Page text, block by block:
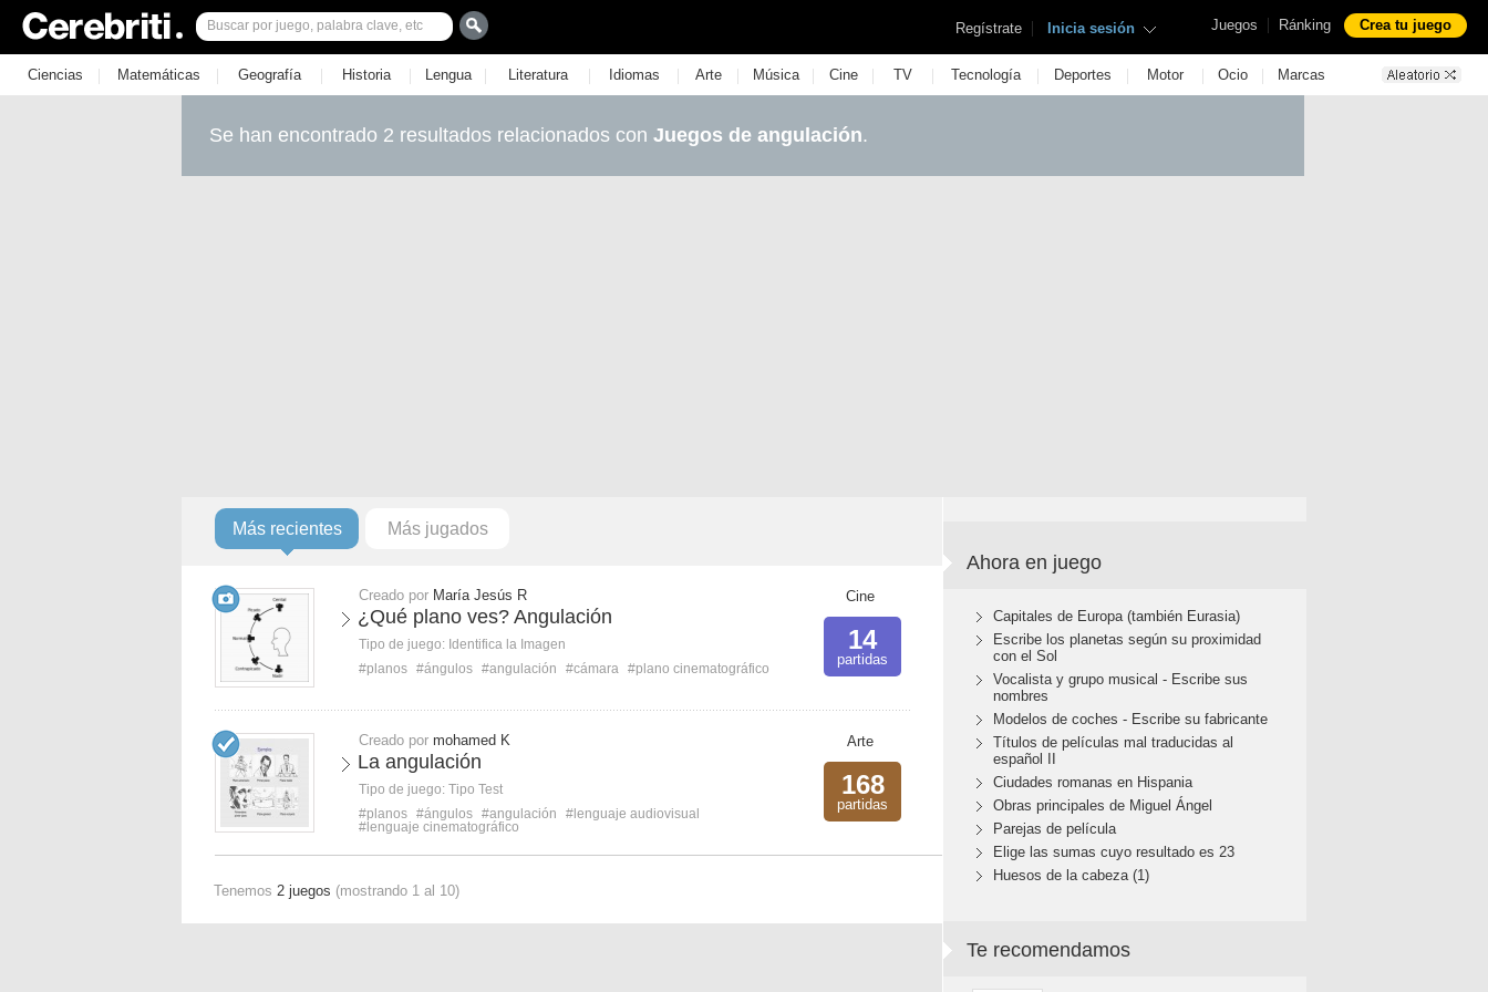
Juegos | Ránking Crea tu juego
Regístrate | Inicia sesión
Ciencias | Matemáticas | Geografía | Historia | Lengua | Literatura | Idiomas | Arte | Música | Cine | TV | Tecnología | Deportes | Motor | Ocio | Marcas
Se han encontrado 2 resultados relacionados con Juegos de angulación.
Más recientes Más jugados
Creado por María Jesús R
¿Qué plano ves? Angulación
Tipo de juego: Identifica la Imagen
#planos #ángulos #angulación #cámara #plano cinematográfico
Cine
14
partidas
Creado por mohamed K
La angulación
Tipo de juego: Tipo Test
#planos #ángulos #angulación
#lenguaje audiovisual
#lenguaje cinematográfico
Arte
168
partidas
Tenemos 2 juegos (mostrando 1 al 10)
Ahora en juego
Capitales de Europa (también Eurasia)
Escribe los planetas según su proximidad
con el Sol
Vocalista y grupo musical - Escribe sus
nombres
Modelos de coches - Escribe su fabricante
Títulos de películas mal traducidas al
español II
Ciudades romanas en Hispania
Obras principales de Miguel Ángel
Parejas de película
Elige las sumas cuyo resultado es 23
Huesos de la cabeza (1)
Te recomendamos